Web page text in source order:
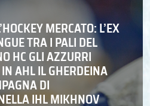
MERCATO: L’EX
TRA I PALI DEL
HC GLI AZZURRI
AHL IL GHERDEINA
DI
IHL MIKHNOV